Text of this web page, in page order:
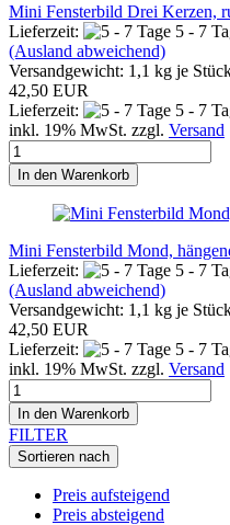
Mini Fensterbild Drei Kerzen,
Lieferzeit:
5 - 7
(Ausland abweichend)
Versandgewicht: 1,1 kg je
42,50 EUR
Lieferzeit:
5 - 7
inkl. 19% MwSt. zzgl. Versand
In den Warenkorb
Mini Fensterbild Mond,
Lieferzeit:
5 - 7
(Ausland abweichend)
Versandgewicht: 1,1 kg je
42,50 EUR
Lieferzeit:
5 - 7
inkl. 19% MwSt. zzgl. Versand
In den Warenkorb
FILTER
Sortieren nach
Preis aufsteigend
Preis absteigend